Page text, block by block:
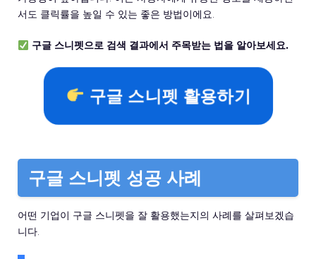
서도 클릭률을 높일 수 있는 좋은 방법이에요.
구글 스니펫으로 검색 결과에서 주목받는 법을 알아보세요.
구글 스니펫 활용하기
구글 스니펫 성공 사례
어떤 기업이 구글 스니펫을 잘 활용했는지의 사례를 살펴보겠습
니다.